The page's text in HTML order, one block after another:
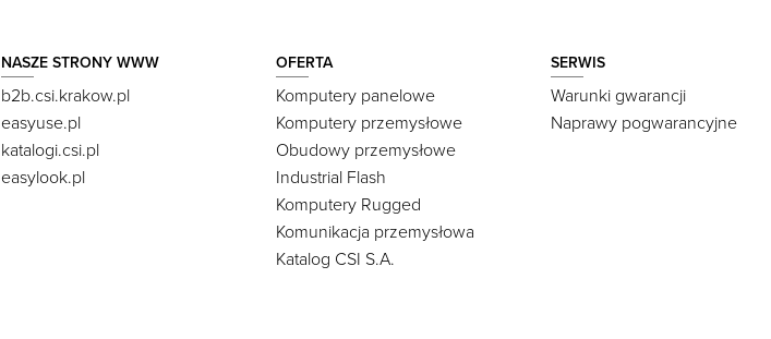
NASZE STRONY WWW
b2b.csi.krakow.pl
easyuse.pl
katalogi.csi.pl
easylook.pl
OFERTA
Komputery panelowe
Komputery przemysłowe
Obudowy przemysłowe
Industrial Flash
Komputery Rugged
Komunikacja przemysłowa
Katalog CSI S.A.
SERWIS
Warunki gwarancji
Naprawy pogwarancyjne